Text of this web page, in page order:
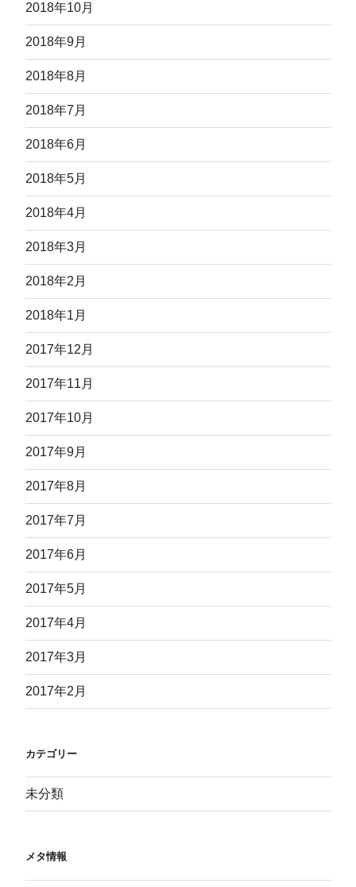
2018年10月
2018年9月
2018年8月
2018年7月
2018年6月
2018年5月
2018年4月
2018年3月
2018年2月
2018年1月
2017年12月
2017年11月
2017年10月
2017年9月
2017年8月
2017年7月
2017年6月
2017年5月
2017年4月
2017年3月
2017年2月
カテゴリー
未分類
メタ情報